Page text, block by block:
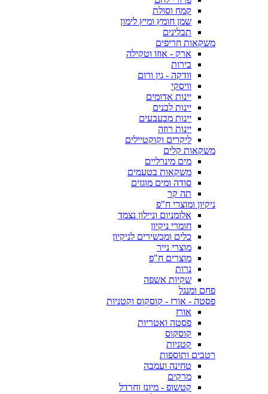
קמח וסולת
שמן חומץ ומיץ לימון
תבלינים
משקאות חריפים
ארק - אוזו וטקילה
בירות
וודקה - גין ורום
וויסקי
יינות אדומים
יינות לבנים
יינות מבעבעים
יינות רוזה
ליקרים וקוקטיילים
משקאות קלים
מים מינרליים
משקאות בטעמים
סודה ומים מוגזים
תה קר
ניקיון ומוצרי ח"פ
אלומניום וניילון נצמד
חומרי ניקיון
כלים ומכשירים לניקיון
מוצרי נייר
מוצרים ח"פ
נרות
שקיות אשפה
פחם ומנגל
פסטה - אורז - קוסקוס וקטניות
אורז
פסטה ואטריות
קוסקוס
קטניות
רטבים ותוספות
טחינה ועמבה
מרקים
קטשופ - מיונז וחרדל